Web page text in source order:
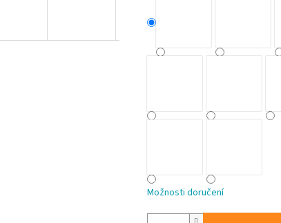
Možnosti doručení